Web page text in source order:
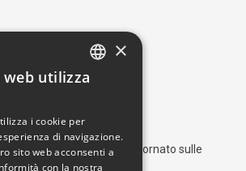
newsletter e resta aggiornato sulle
mondo dell'arte
×
utilizza
i cookie per
di navigazione.
sito web acconsenti a
con la nostra